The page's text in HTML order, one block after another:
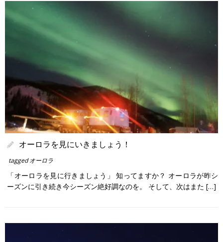
オーロラを見にいきましょう！
taggedオーロラ
「オーロラを見に行きましょう」 知ってますか？ オーロラが昨シ
ーズンに引き続き今シーズン絶好調なのを。 そして、次はまた […]